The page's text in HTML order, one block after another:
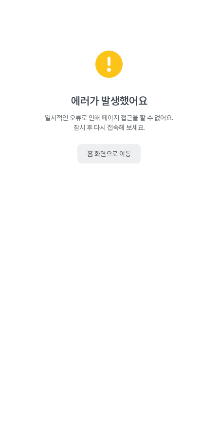
에러가 발생했어요
일시적인 오류로 인해 페이지 접근을 할 수 없어요.
잠시 후 다시 접속해 보세요.
홈 화면으로 이동